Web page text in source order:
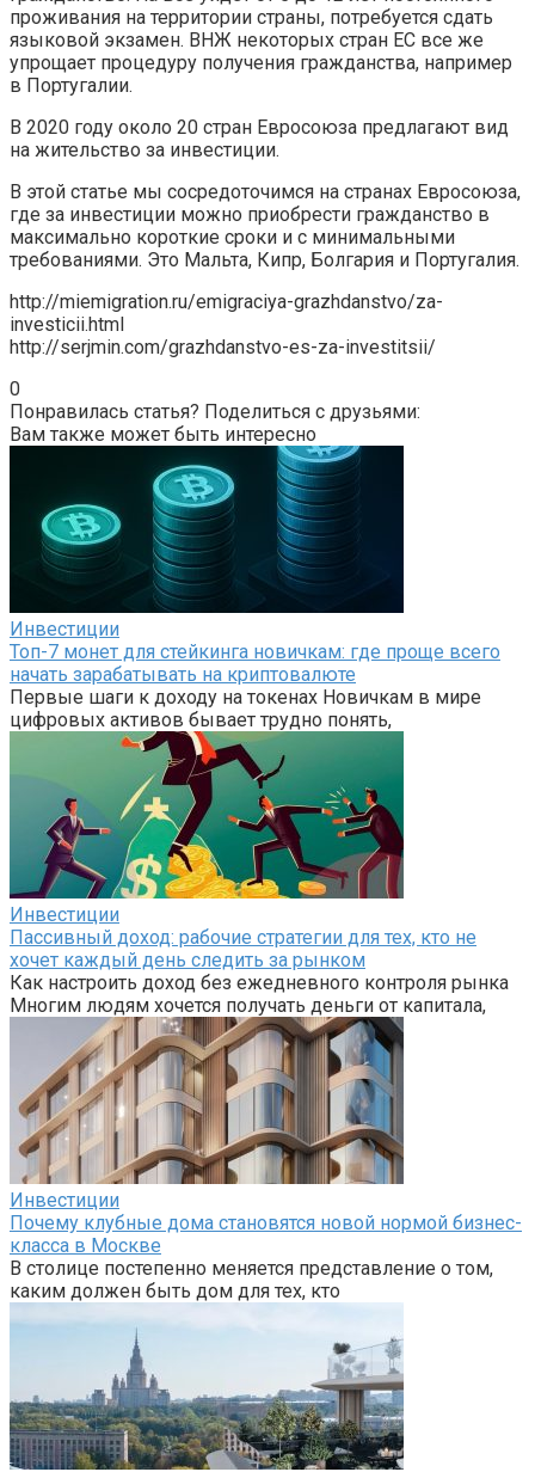
проживания на территории страны, потребуется сдать
языковой экзамен. ВНЖ некоторых стран ЕС все же
упрощает процедуру получения гражданства, например
в Португалии.
В 2020 году около 20 стран Евросоюза предлагают вид
на жительство за инвестиции.
В этой статье мы сосредоточимся на странах Евросоюза,
где за инвестиции можно приобрести гражданство в
максимально короткие сроки и с минимальными
требованиями. Это Мальта, Кипр, Болгария и Португалия.
http://miemigration.ru/emigraciya-grazhdanstvo/za-
investicii.html
http://serjmin.com/grazhdanstvo-es-za-investitsii/
0
Понравилась статья? Поделиться с друзьями:
Вам также может быть интересно
Инвестиции
Топ-7 монет для стейкинга новичкам: где проще всего
начать зарабатывать на криптовалюте
Первые шаги к доходу на токенах Новичкам в мире
цифровых активов бывает трудно понять,
Инвестиции
Пассивный доход: рабочие стратегии для тех, кто не
хочет каждый день следить за рынком
Как настроить доход без ежедневного контроля рынка
Многим людям хочется получать деньги от капитала,
Инвестиции
Почему клубные дома становятся новой нормой бизнес-
класса в Москве
В столице постепенно меняется представление о том,
каким должен быть дом для тех, кто